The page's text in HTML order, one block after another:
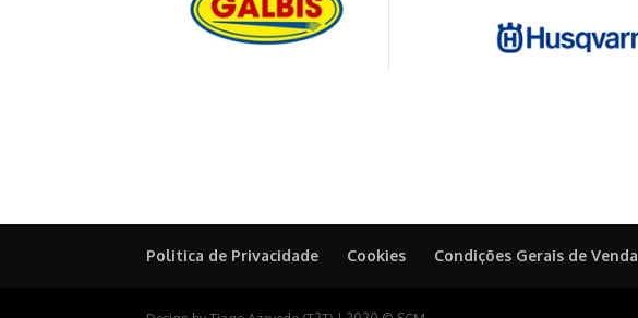
Politica de Privacidade Cookies Condições Gerais de Venda